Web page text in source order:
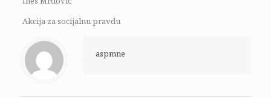
Akcija za socijalnu pravdu
aspmne